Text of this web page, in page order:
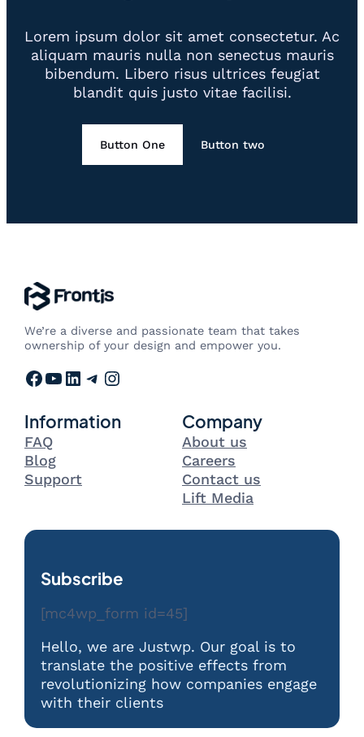
Lorem ipsum dolor sit amet consectetur. Ac
aliquam mauris nulla non senectus mauris
bibendum. Libero risus ultrices feugiat
blandit quis justo vitae facilisi.
Button One Button two
We’re a diverse and passionate team that takes
ownership of your design and empower you.
Facebook YouTube LinkedIn Telegram Instagram
Information
FAQ
Blog
Support
Company
About us
Careers
Contact us
Lift Media
Subscribe
[mc4wp_form id=45]
Hello, we are Justwp. Our goal is to
translate the positive effects from
revolutionizing how companies engage
with their clients